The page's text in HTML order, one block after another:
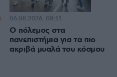
Ο πόλεμος στα
πανεπιστήμια για τα πιο
ακριβά μυαλά του κόσμου
06.08.2026, 08:51